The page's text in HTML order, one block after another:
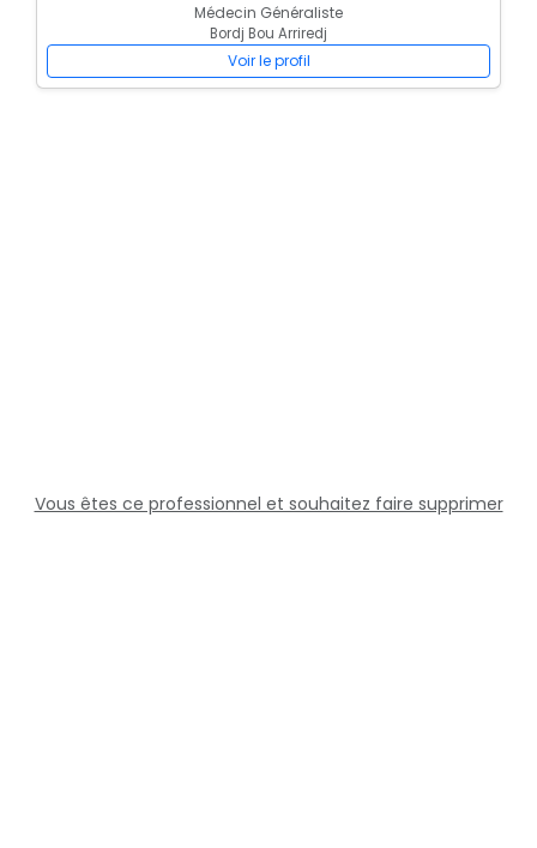
Médecin Généraliste
Bordj Bou Arriredj
Voir le profil
Vous êtes ce professionnel et souhaitez faire supprimer